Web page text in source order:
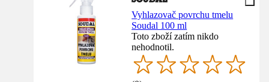
Vyhlazovač povrchu tmelu
Soudal 100 ml
Toto zboží zatím nikdo
nehodnotil.